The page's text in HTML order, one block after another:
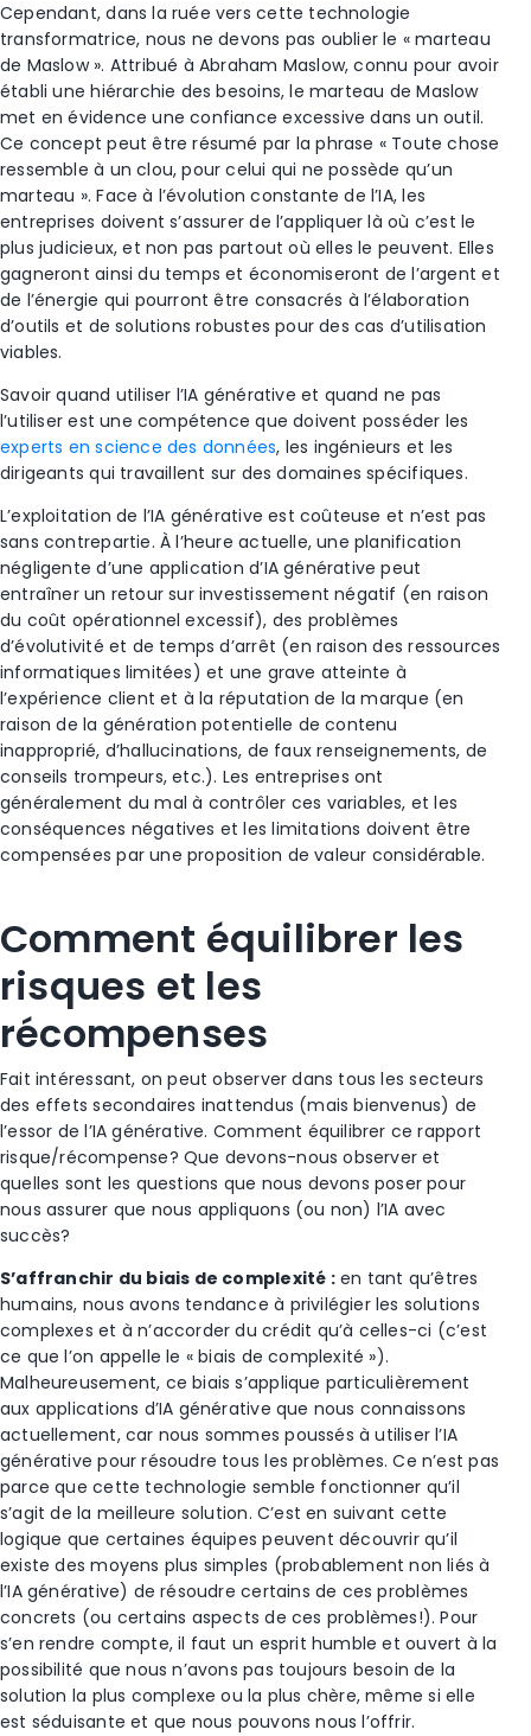
Cependant, dans la ruée vers cette technologie
transformatrice, nous ne devons pas oublier le « marteau
de Maslow ». Attribué à Abraham Maslow, connu pour avoir
établi une hiérarchie des besoins, le marteau de Maslow
met en évidence une confiance excessive dans un outil.
Ce concept peut être résumé par la phrase « Toute chose
ressemble à un clou, pour celui qui ne possède qu’un
marteau ». Face à l’évolution constante de l’IA, les
entreprises doivent s’assurer de l’appliquer là où c’est le
plus judicieux, et non pas partout où elles le peuvent. Elles
gagneront ainsi du temps et économiseront de l’argent et
de l’énergie qui pourront être consacrés à l’élaboration
d’outils et de solutions robustes pour des cas d’utilisation
viables.
Savoir quand utiliser l’IA générative et quand ne pas
l’utiliser est une compétence que doivent posséder les
experts en science des données, les ingénieurs et les
dirigeants qui travaillent sur des domaines spécifiques.
L’exploitation de l’IA générative est coûteuse et n’est pas
sans contrepartie. À l’heure actuelle, une planification
négligente d’une application d’IA générative peut
entraîner un retour sur investissement négatif (en raison
du coût opérationnel excessif), des problèmes
d’évolutivité et de temps d’arrêt (en raison des ressources
informatiques limitées) et une grave atteinte à
l’expérience client et à la réputation de la marque (en
raison de la génération potentielle de contenu
inapproprié, d’hallucinations, de faux renseignements, de
conseils trompeurs, etc.). Les entreprises ont
généralement du mal à contrôler ces variables, et les
conséquences négatives et les limitations doivent être
compensées par une proposition de valeur considérable.
Comment équilibrer les
risques et les
récompenses
Fait intéressant, on peut observer dans tous les secteurs
des effets secondaires inattendus (mais bienvenus) de
l’essor de l’IA générative. Comment équilibrer ce rapport
risque/récompense? Que devons-nous observer et
quelles sont les questions que nous devons poser pour
nous assurer que nous appliquons (ou non) l’IA avec
succès?
S’affranchir du biais de complexité :en tant qu’êtres
humains, nous avons tendance à privilégier les solutions
complexes et à n’accorder du crédit qu’à celles-ci (c’est
ce que l’on appelle le « biais de complexité »).
Malheureusement, ce biais s’applique particulièrement
aux applications d’IA générative que nous connaissons
actuellement, car nous sommes poussés à utiliser l’IA
générative pour résoudre tous les problèmes. Ce n’est pas
parce que cette technologie semble fonctionner qu’il
s’agit de la meilleure solution. C’est en suivant cette
logique que certaines équipes peuvent découvrir qu’il
existe des moyens plus simples (probablement non liés à
l’IA générative) de résoudre certains de ces problèmes
concrets (ou certains aspects de ces problèmes!). Pour
s’en rendre compte, il faut un esprit humble et ouvert à la
possibilité que nous n’avons pas toujours besoin de la
solution la plus complexe ou la plus chère, même si elle
est séduisante et que nous pouvons nous l’offrir.